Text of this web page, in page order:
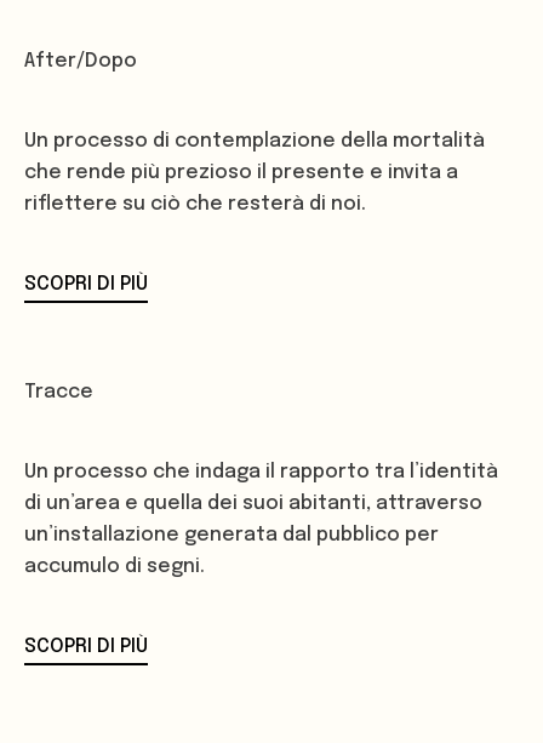
After/Dopo
Un processo di contemplazione della mortalità
che rende più prezioso il presente e invita a
riflettere su ciò che resterà di noi.
SCOPRI DI PIÙ
Tracce
Un processo che indaga il rapporto tra l’identità
di un’area e quella dei suoi abitanti, attraverso
un’installazione generata dal pubblico per
accumulo di segni.
SCOPRI DI PIÙ